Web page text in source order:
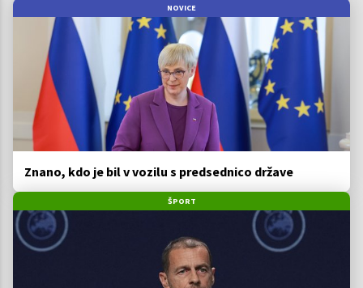
NOVICE
Znano, kdo je bil v vozilu s predsednico države
ŠPORT